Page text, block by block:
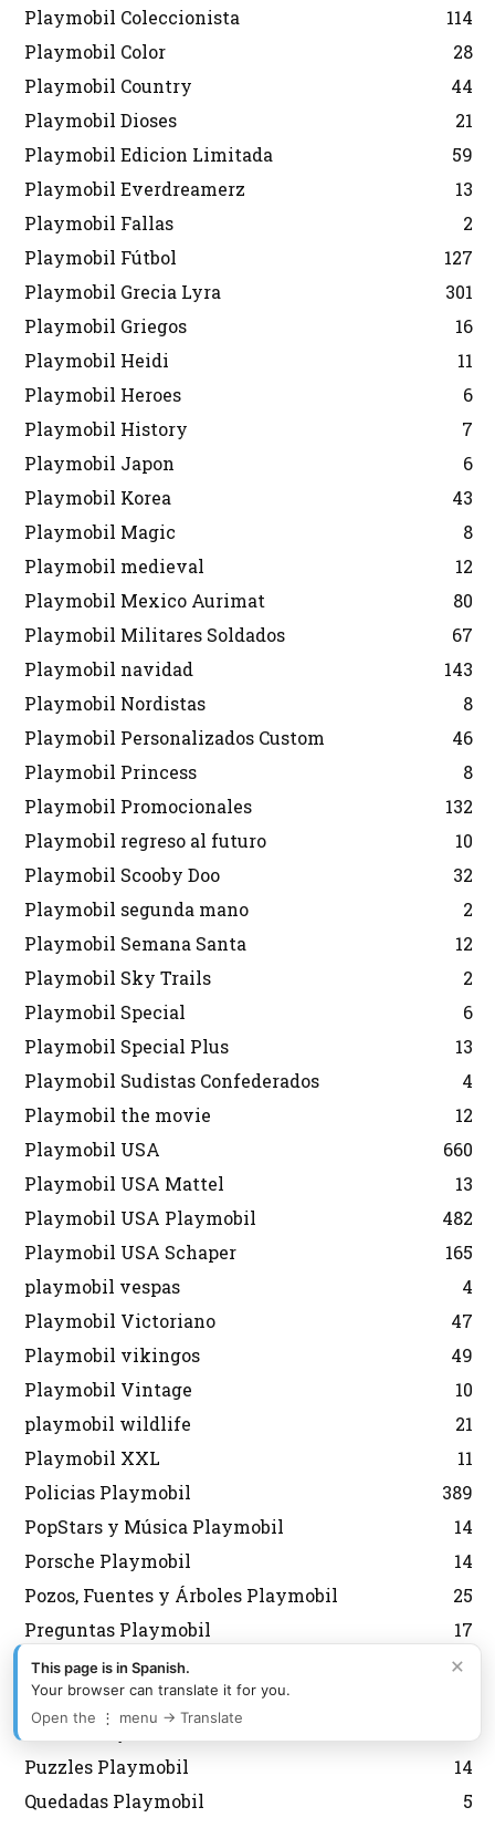
Playmobil Coleccionista
114
Playmobil Color
28
Playmobil Country
44
Playmobil Dioses
21
Playmobil Edicion Limitada
59
Playmobil Everdreamerz
13
Playmobil Fallas
2
Playmobil Fútbol
127
Playmobil Grecia Lyra
301
Playmobil Griegos
16
Playmobil Heidi
11
Playmobil Heroes
6
Playmobil History
7
Playmobil Japon
6
Playmobil Korea
43
Playmobil Magic
8
Playmobil medieval
12
Playmobil Mexico Aurimat
80
Playmobil Militares Soldados
67
Playmobil navidad
143
Playmobil Nordistas
8
Playmobil Personalizados Custom
46
Playmobil Princess
8
Playmobil Promocionales
132
Playmobil regreso al futuro
10
Playmobil Scooby Doo
32
Playmobil segunda mano
2
Playmobil Semana Santa
12
Playmobil Sky Trails
2
Playmobil Special
6
Playmobil Special Plus
13
Playmobil Sudistas Confederados
4
Playmobil the movie
12
Playmobil USA
660
Playmobil USA Mattel
13
Playmobil USA Playmobil
482
Playmobil USA Schaper
165
playmobil vespas
4
Playmobil Victoriano
47
Playmobil vikingos
49
Playmobil Vintage
10
playmobil wildlife
21
Playmobil XXL
11
Policias Playmobil
389
PopStars y Música Playmobil
14
Porsche Playmobil
14
Pozos, Fuentes y Árboles Playmobil
25
Preguntas Playmobil
17
Prehistoria Playmobil
10
Princesas Playmobil
Puerto Playmobil
Puzzles Playmobil
14
Quedadas Playmobil
5
×
This page is in Spanish.
Your browser can translate it for you.
Open the ⋮ menu → Translate